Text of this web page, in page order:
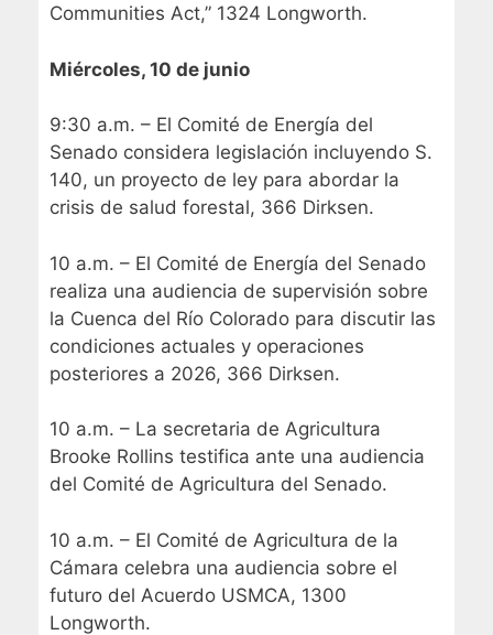
Communities Act,” 1324 Longworth.
Miércoles, 10 de junio
9:30 a.m. – El Comité de Energía del
Senado considera legislación incluyendo S.
140, un proyecto de ley para abordar la
crisis de salud forestal, 366 Dirksen.
10 a.m. – El Comité de Energía del Senado
realiza una audiencia de supervisión sobre
la Cuenca del Río Colorado para discutir las
condiciones actuales y operaciones
posteriores a 2026, 366 Dirksen.
10 a.m. – La secretaria de Agricultura
Brooke Rollins testifica ante una audiencia
del Comité de Agricultura del Senado.
10 a.m. – El Comité de Agricultura de la
Cámara celebra una audiencia sobre el
futuro del Acuerdo USMCA, 1300
Longworth.